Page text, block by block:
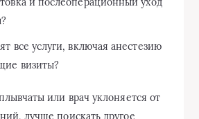
все услуги, включая анестезию
визиты?
или врач уклоняется от
лучше поискать другое